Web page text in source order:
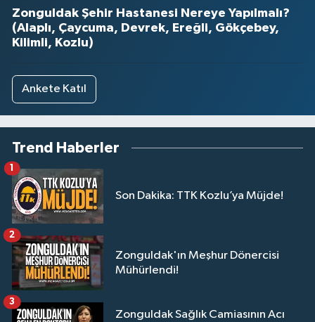
Zonguldak Şehir Hastanesi Nereye Yapılmalı?
(Alaplı, Çaycuma, Devrek, Ereğli, Gökçebey,
Kilimli, Kozlu)
Ankete Katıl
Trend Haberler
Son Dakika: TTK Kozlu’ya Müjde!
1
Zonguldak'ın Meşhur Dönercisi
Mühürlendi!
2
Zonguldak Sağlık Camiasının Acı
3